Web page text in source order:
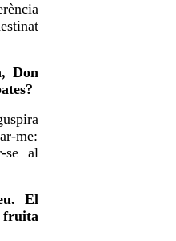
Don
me:
se al
El